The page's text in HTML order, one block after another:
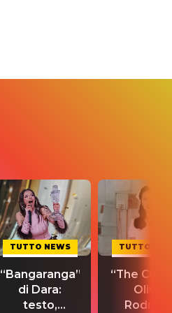
TUTTO NEWS
“Bangaranga”
di Dara:
testo,
TUTTO
“The
Olivia